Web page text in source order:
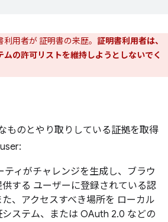
用者が 証明書の来歴。 証明書利用者は、
の許可リストを維持しようとしないでく
ものとやり取りしている証拠を取得
ティがチャレンジを生成し、ブラウ
する ユーザーに登録されている認
、アクセスすべき場所を ローカル
ステム、または OAuth 2.0 などの